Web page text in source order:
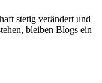
stetig verändert und
bleiben Blogs ein